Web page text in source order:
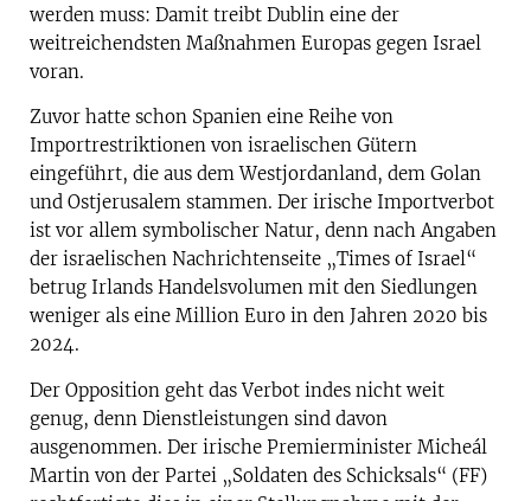
werden muss: Damit treibt Dublin eine der
weitreichendsten Maßnahmen Europas gegen Israel
voran.
Zuvor hatte schon Spanien eine Reihe von
Importrestriktionen von israelischen Gütern
eingeführt, die aus dem Westjordanland, dem Golan
und Ostjerusalem stammen. Der irische Importverbot
ist vor allem symbolischer Natur, denn nach Angaben
der israelischen Nachrichtenseite „Times of Israel“
betrug Irlands Handelsvolumen mit den Siedlungen
weniger als eine Million Euro in den Jahren 2020 bis
2024.
Der Opposition geht das Verbot indes nicht weit
genug, denn Dienstleistungen sind davon
ausgenommen. Der irische Premierminister Micheál
Martin von der Partei „Soldaten des Schicksals“ (FF)